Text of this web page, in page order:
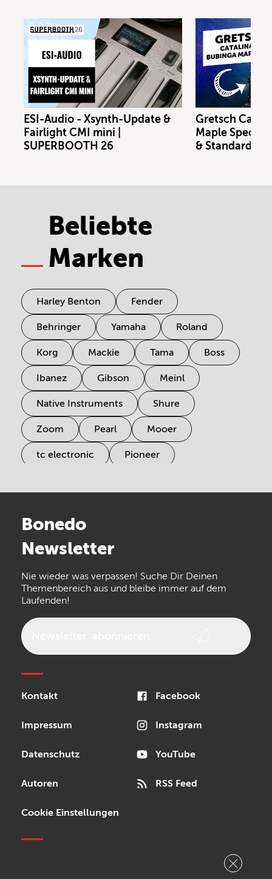
ESI-Audio - Xsynth-Update &
Fairlight CMI mini |
SUPERBOOTH 26
Gretsch
Maple Special
& Standard
Beliebte
Marken
Harley Benton Fender
Behringer Yamaha Roland
Korg Mackie Tama Boss
Ibanez Gibson Meinl
Native Instruments Shure
Zoom Pearl Mooer
tc electronic Pioneer
Arturia
the t.bone
Walrus Audio Epiphone
Bonedo
Newsletter
Nie wieder was verpassen! Suche Dir Deinen
Themenbereich aus und bleibe immer auf dem
Laufenden!
Kontakt
Impressum
Datenschutz
Autoren
Cookie Einstellungen
Facebook
Instagram
YouTube
RSS Feed